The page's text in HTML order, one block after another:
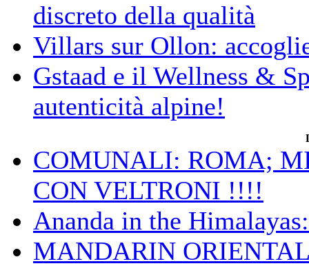
discreto della qualità
Villars sur Ollon:
Gstaad e il Wellness &
autenticità alpine!
COMUNALI: ROMA;
CON VELTRONI !!!!
Ananda in the
MANDARIN